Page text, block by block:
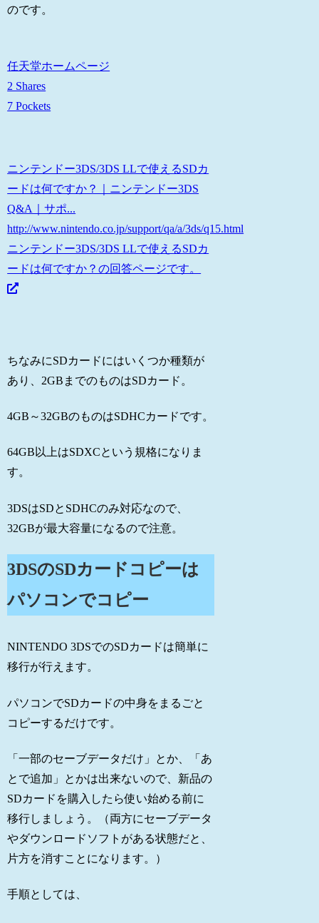
のです。
任天堂ホームページ
2 Shares
7 Pockets
ニンテンドー3DS/3DS LLで使えるSDカ
ードは何ですか？｜ニンテンドー3DS
Q&A｜サポ...
http://www.nintendo.co.jp/support/qa/a/3ds/q15.html
ニンテンドー3DS/3DS LLで使えるSDカ
ードは何ですか？の回答ページです。
ちなみにSDカードにはいくつか種類が
あり、2GBまでのものはSDカード。
4GB～32GBのものはSDHCカードです。
64GB以上はSDXCという規格になりま
す。
3DSはSDとSDHCのみ対応なので、
32GBが最大容量になるので注意。
3DSのSDカードコピーは
パソコンでコピー
NINTENDO 3DSでのSDカードは簡単に
移行が行えます。
パソコンでSDカードの中身をまるごと
コピーするだけです。
「一部のセーブデータだけ」とか、「あ
とで追加」とかは出来ないので、新品の
SDカードを購入したら使い始める前に
移行しましょう。（両方にセーブデータ
やダウンロードソフトがある状態だと、
片方を消すことになります。）
手順としては、